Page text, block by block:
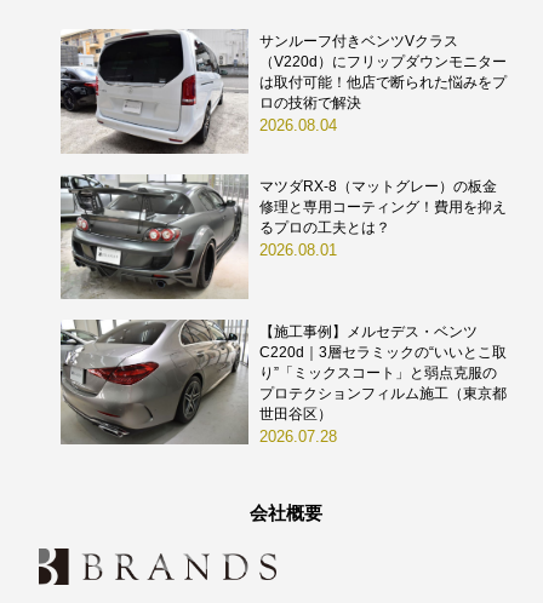
サンルーフ付きベンツVクラス
（V220d）にフリップダウンモニター
は取付可能！他店で断られた悩みをプ
ロの技術で解決
2026.08.04
マツダRX-8（マットグレー）の板金
修理と専用コーティング！費用を抑え
るプロの工夫とは？
2026.08.01
【施工事例】メルセデス・ベンツ
C220d｜3層セラミックの“いいとこ取
り”「ミックスコート」と弱点克服の
プロテクションフィルム施工（東京都
世田谷区）
2026.07.28
会社概要